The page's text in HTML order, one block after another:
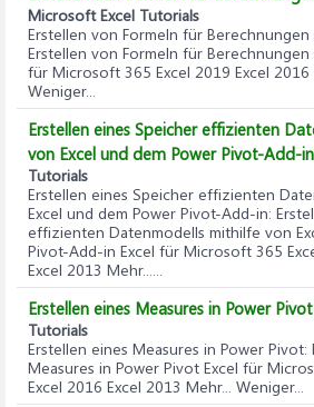
Microsoft Excel Tutorials
Erstellen von Formeln für
Erstellen von Formeln für Berechnungen
für Microsoft 365 Excel 2019 Excel 2016
Weniger...
Erstellen eines Speicher effizienten
von Excel und dem Power Pivot-Add-in
Tutorials
Erstellen eines Speicher effizienten
Excel und dem Power Pivot-Add-in:
effizienten Datenmodells mithilfe von
Pivot-Add-in Excel für Microsoft 365
Excel 2013 Mehr......
Erstellen eines Measures in Power Pivot
Tutorials
Erstellen eines Measures in Power Pivot:
Measures in Power Pivot Excel für
Excel 2016 Excel 2013 Mehr... Weniger...